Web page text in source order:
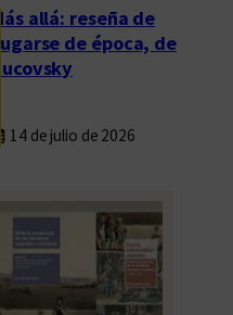
Más allá: reseña de
Fugarse de época, de
Rucovsky
14 de julio de 2026